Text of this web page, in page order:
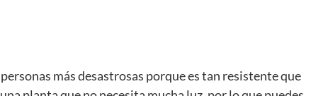
más desastrosas porque es tan resistente que